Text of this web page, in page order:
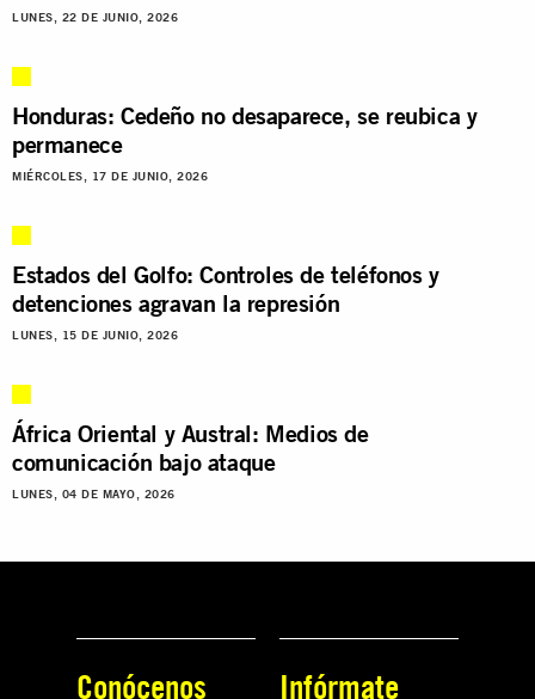
LUNES, 22 DE JUNIO, 2026
Honduras: Cedeño no desaparece, se reubica y
permanece
MIÉRCOLES, 17 DE JUNIO, 2026
Estados del Golfo: Controles de teléfonos y
detenciones agravan la represión
LUNES, 15 DE JUNIO, 2026
África Oriental y Austral: Medios de
comunicación bajo ataque
LUNES, 04 DE MAYO, 2026
Conócenos Infórmate